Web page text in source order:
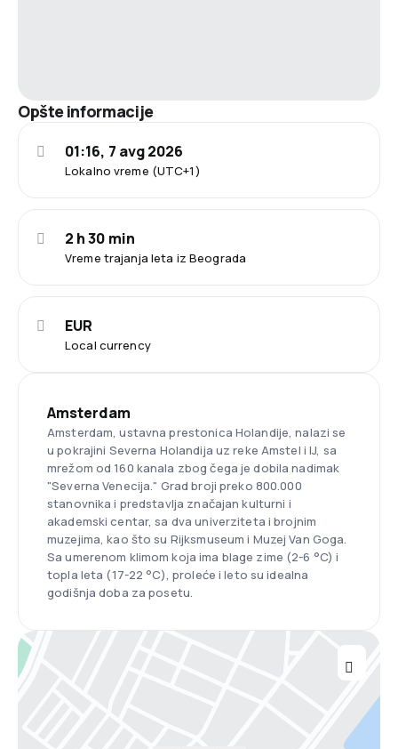
Opšte informacije
Lokalno vreme (UTC+1)
01:16, 7 avg 2026
Vreme trajanja leta iz Beograda
2 h 30 min
Local currency
EUR
Amsterdam
Amsterdam, ustavna prestonica Holandije, nalazi se
u pokrajini Severna Holandija uz reke Amstel i IJ, sa
mrežom od 160 kanala zbog čega je dobila nadimak
"Severna Venecija." Grad broji preko 800.000
stanovnika i predstavlja značajan kulturni i
akademski centar, sa dva univerziteta i brojnim
muzejima, kao što su Rijksmuseum i Muzej Van Goga.
Sa umerenom klimom koja ima blage zime (2-6 °C) i
topla leta (17-22 °C), proleće i leto su idealna
godišnja doba za posetu.